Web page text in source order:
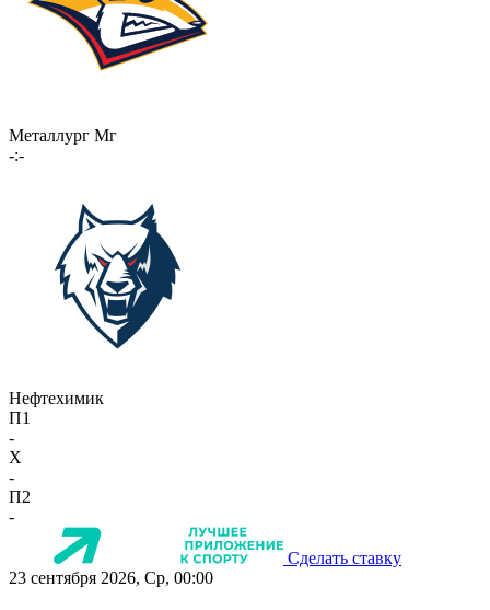
Металлург Мг
-:-
Нефтехимик
П1
-
X
-
П2
-
Сделать ставку
23 сентября 2026, Ср, 00:00